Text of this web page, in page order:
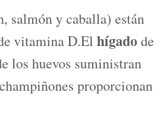
salmón y caballa) están
vitamina D.El hígadode
los huevos suministran
proporcionan